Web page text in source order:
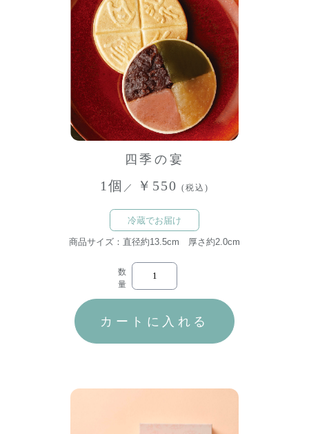
四季の宴
1個 ／ ￥550 (税込)
冷蔵でお届け
商品サイズ：直径約13.5cm 厚さ約2.0cm